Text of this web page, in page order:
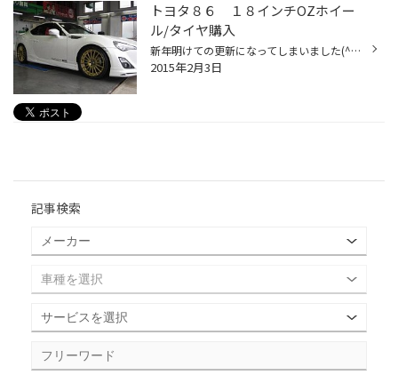
トヨタ８６ １８インチOZホイー
ル/タイヤ購入
新年明けての更新になってしまいました(^_^) 細かい作業での取付は有ったのですが写真を撮っていなかった為UP出来なかったのも有り申し訳ありません(´・ω・｀) さて、本日は去年の暮れに御購入頂いていたOZのホイールとファイアストンのタイヤをお客様がご自分で取り付けるとの事でお持ち帰り頂きま...
2015年2月3日
記事検索